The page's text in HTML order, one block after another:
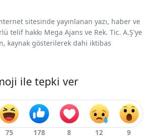
sitesinde yayınlanan yazı, haber ve
telif hakkı Mega Ajans ve Rek. Tic. A.Ş'ye
kaynak gösterilerek dahi iktibas
ile tepki ver